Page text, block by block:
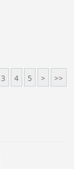
3 4 5 > >>